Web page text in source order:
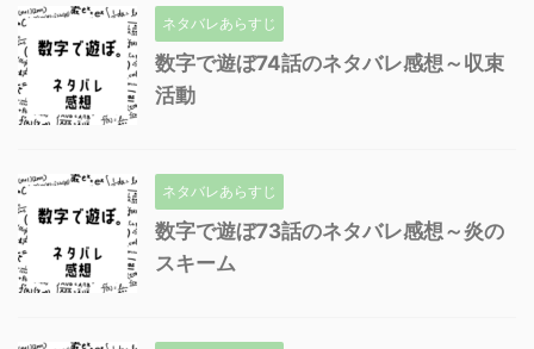
ネタバレあらすじ
数字で遊ぼ74話のネタバレ感想～収束
活動
ネタバレあらすじ
数字で遊ぼ73話のネタバレ感想～炎の
スキーム